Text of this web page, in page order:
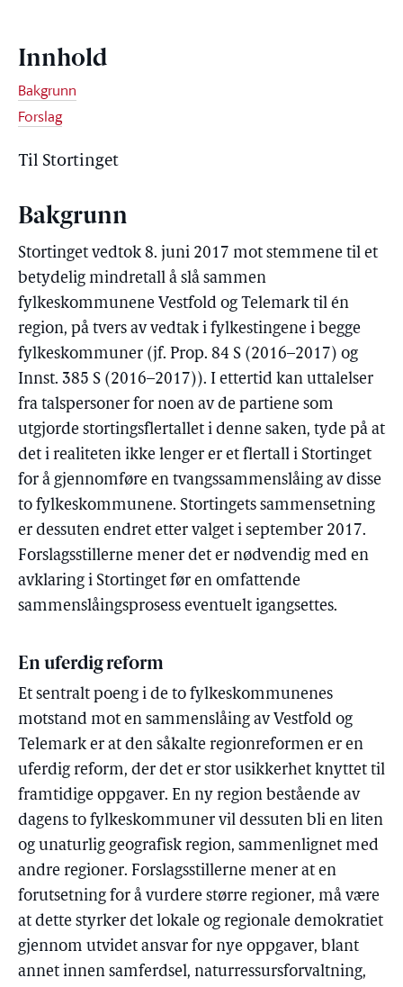
Innhold
Bakgrunn
Forslag
Til Stortinget
Bakgrunn
Stortinget vedtok 8. juni 2017 mot stemmene til et
betydelig mindretall å slå sammen
fylkeskommunene Vestfold og Telemark til én
region, på tvers av vedtak i fylkestingene i begge
fylkeskommuner (jf. Prop. 84 S (2016–2017) og
Innst. 385 S (2016–2017)). I ettertid kan uttalelser
fra talspersoner for noen av de partiene som
utgjorde stortingsflertallet i denne saken, tyde på at
det i realiteten ikke lenger er et flertall i Stortinget
for å gjennomføre en tvangssammenslåing av disse
to fylkeskommunene. Stortingets sammensetning
er dessuten endret etter valget i september 2017.
Forslagsstillerne mener det er nødvendig med en
avklaring i Stortinget før en omfattende
sammenslåingsprosess eventuelt igangsettes.
En uferdig reform
Et sentralt poeng i de to fylkeskommunenes
motstand mot en sammenslåing av Vestfold og
Telemark er at den såkalte regionreformen er en
uferdig reform, der det er stor usikkerhet knyttet til
framtidige oppgaver. En ny region bestående av
dagens to fylkeskommuner vil dessuten bli en liten
og unaturlig geografisk region, sammenlignet med
andre regioner. Forslagsstillerne mener at en
forutsetning for å vurdere større regioner, må være
at dette styrker det lokale og regionale demokratiet
gjennom utvidet ansvar for nye oppgaver, blant
annet innen samferdsel, naturressursforvaltning,